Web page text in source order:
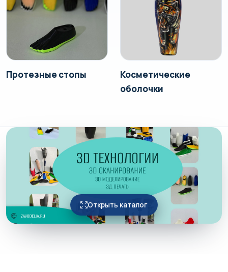
Протезные стопы
Косметические
оболочки
Открыть каталог